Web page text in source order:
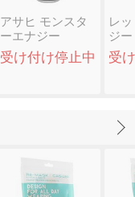
アサヒ モンスタ
ーエナジー
受け付け停止中
レ
ジ
受